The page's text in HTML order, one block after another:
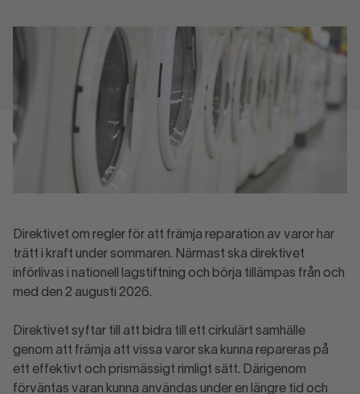
Direktivet om regler för att främja reparation av varor har
trätt i kraft under sommaren. Närmast ska direktivet
införlivas i nationell lagstiftning och börja tillämpas från och
med den 2 augusti 2026.
Direktivet syftar till att bidra till ett cirkulärt samhälle
genom att främja att vissa varor ska kunna repareras på
ett effektivt och prismässigt rimligt sätt. Därigenom
förväntas varan kunna användas under en längre tid och